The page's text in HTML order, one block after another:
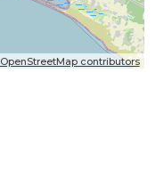
OpenStreetMap contributors